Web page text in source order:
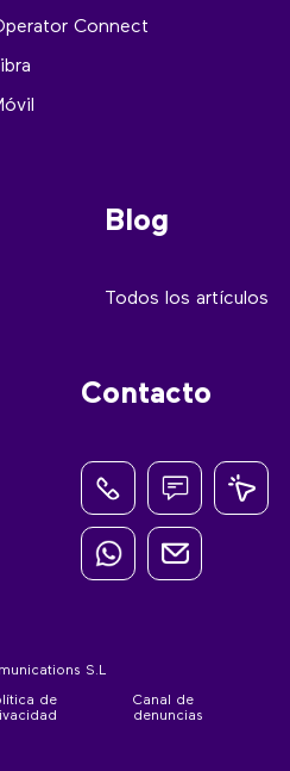
Connect
Blog
Todos los artículos
Contacto
S.L
de
Canal de
denuncias